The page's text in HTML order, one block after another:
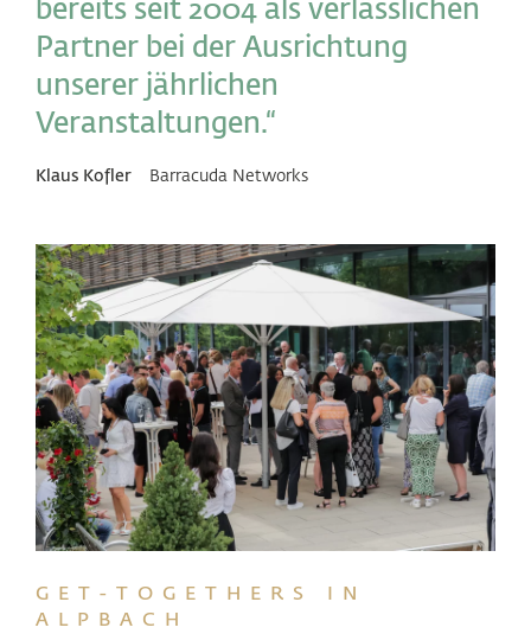
bereits seit 2004 als verlässlichen
Partner bei der Ausrichtung
unserer jährlichen
Veranstaltungen.“
Klaus Kofler Barracuda Networks
GET-TOGETHERS IN
ALPBACH